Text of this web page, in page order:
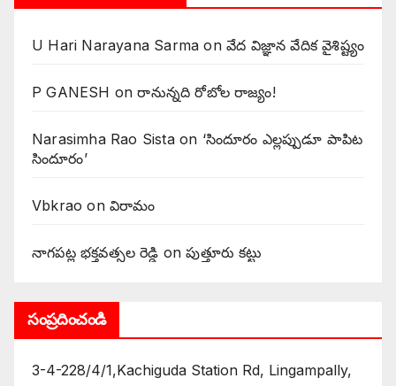
U Hari Narayana Sarma onవేద విజ్ఞాన వేదిక వైశిష్ట్యం
P GANESH on‌రానున్నది రోబోల రాజ్యం!
Narasimha Rao Sistaon ‘సిందూరం ఎల్లప్పుడూ పాపిట
సిందూరం’
Vbkrao onవిరామం
నాగపట్ల భక్తవత్సల రెడ్డి onపుత్తూరు కట్టు
సంప్రదించండి
3-4-228/4/1,Kachiguda Station Rd, Lingampally,